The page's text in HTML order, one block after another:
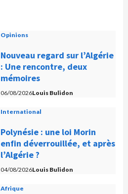
Opinions
Nouveau regard sur l’Algérie
: Une rencontre, deux
mémoires
06/08/2026Louis Bulidon
International
Polynésie : une loi Morin
enfin déverrouillée, et après
l’Algérie ?
04/08/2026Louis Bulidon
Afrique